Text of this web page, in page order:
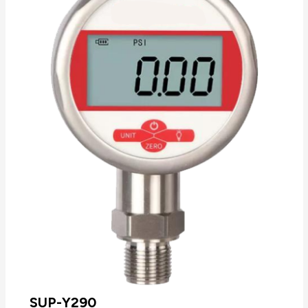
electroválvula no modelo CP111.- Autozero
manual por pressão num botão pela face
frontal.- Montagem 1/4 de volta em platina
de fixação mural.
SUP-Y290